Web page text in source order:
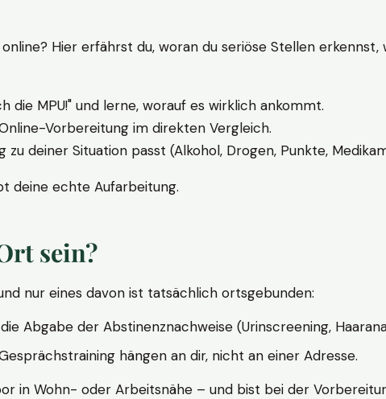
Hier erfährst du, woran du seriöse Stellen
die MPU!" und lerne, worauf es wirklich ankommt.
Vorbereitung im direkten Vergleich.
deiner Situation passt (Alkohol, Drogen, Punkte,
deine echte Aufarbeitung.
sein?
nur eines davon ist tatsächlich ortsgebunden:
Abgabe der Abstinenznachweise (Urinscreening,
hängen an dir, nicht an einer Adresse.
in Wohn- oder Arbeitsnähe – und bist bei der